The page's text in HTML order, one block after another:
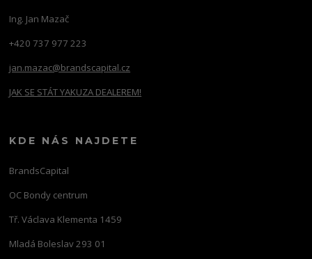
Ing. Jan Mazač
+420 737 977 223
jan.mazac@brandscapital.cz
JAK SE STÁT YAKUZA DEALEREM!
KDE NÁS NAJDETE
BrandsCapital
OC Bondy centrum
Tř. Václava Klementa 1459
Mladá Boleslav 293 01